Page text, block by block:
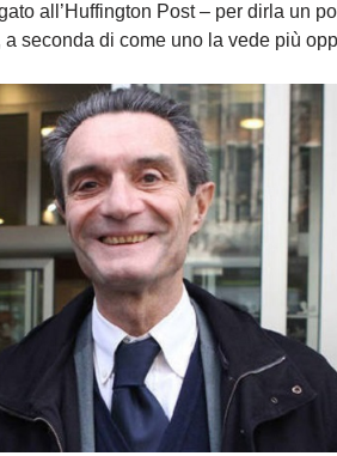
all’Huffington Post – per dirla un
a seconda di come uno la vede più